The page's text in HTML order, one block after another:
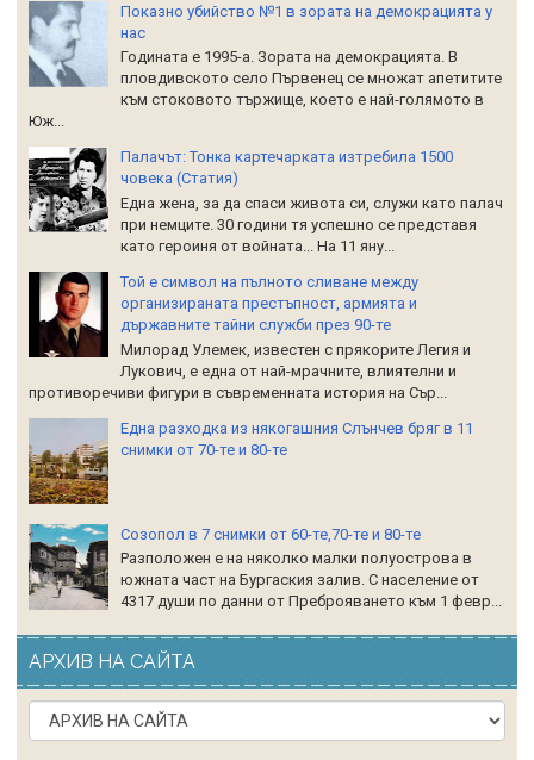
Показно убийство №1 в зората на демокрацията у
нас
Годината е 1995-а. Зората на демокрацията. В
пловдивското село Първенец се множат апетитите
към стоковото тържище, което е най-голямото в
Юж...
Палачът: Тонка картечарката изтребила 1500
човека (Статия)
Една жена, за да спаси живота си, служи като палач
при немците. 30 години тя успешно се представя
като героиня от войната... На 11 яну...
Той е символ на пълното сливане между
организираната престъпност, армията и
държавните тайни служби през 90-те
Милорад Улемек, известен с прякорите Легия и
Лукович, е една от най-мрачните, влиятелни и
противоречиви фигури в съвременната история на Сър...
Една разходка из някогашния Слънчев бряг в 11
снимки от 70-те и 80-те
Созопол в 7 снимки от 60-те,70-те и 80-те
Разположен е на няколко малки полуострова в
южната част на Бургаския залив. С население от
4317 души по данни от Преброяването към 1 февр...
АРХИВ НА САЙТА